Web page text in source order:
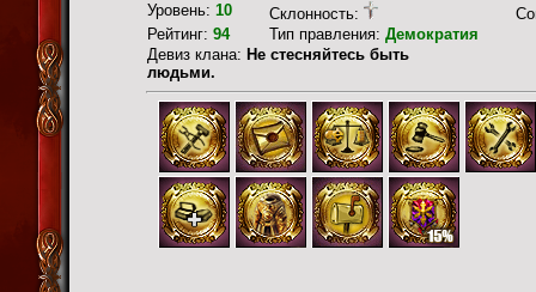
Уровень: 10 Склонность:
Рейтинг: 94 Тип правления: Демократия
Девиз клана: Не стесняйтесь быть
людьми.